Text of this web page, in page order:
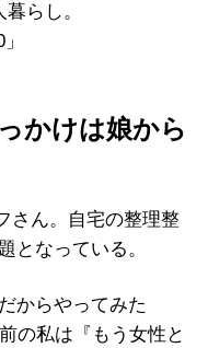
らし。
かけは娘から
さん。自宅の整理整
となっている。
からやってみた
の私は『もう女性と